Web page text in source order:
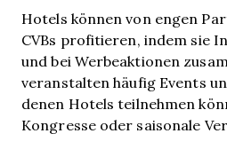
Hotels können von engen
CVBs profitieren, indem sie
und bei Werbeaktionen
veranstalten häufig Events
denen Hotels teilnehmen
Kongresse oder saisonale